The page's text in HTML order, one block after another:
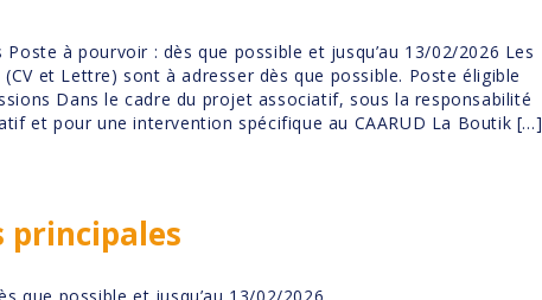
à pourvoir : dès que possible et jusqu’au 13/02/2026 Les
et Lettre) sont à adresser dès que possible. Poste éligible
Dans le cadre du projet associatif, sous la responsabilité
et pour une intervention spécifique au CAARUD La Boutik […]
que possible et jusqu’au 13/02/2026